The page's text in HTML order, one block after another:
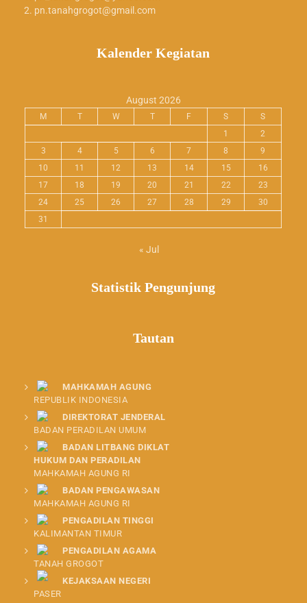
pn.tanahgrogot@gmail.com
Kalender Kegiatan
August 2026
M T W T F S
S
1
2
3
4 5 6 7 8
9
10
11 12 13 14 15
16
17
18 19 20 21 22
23
24
25 26 27 28 29
30
31
« Jul
Statistik Pengunjung
Tautan
MAHKAMAH AGUNG
REPUBLIK INDONESIA
DIREKTORAT JENDERAL
BADAN PERADILAN UMUM
BADAN LITBANG DIKLAT
HUKUM DAN PERADILAN
MAHKAMAH AGUNG RI
BADAN PENGAWASAN
MAHKAMAH AGUNG RI
PENGADILAN TINGGI
KALIMANTAN TIMUR
PENGADILAN AGAMA
TANAH GROGOT
KEJAKSAAN NEGERI
PASER